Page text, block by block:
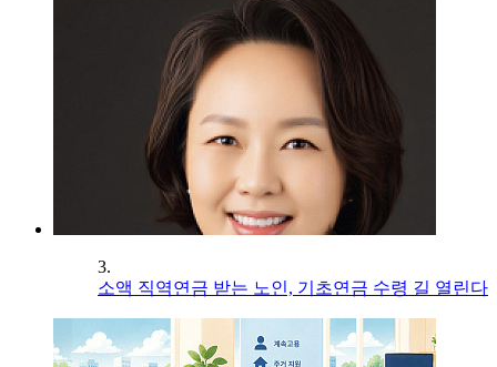
3.
소액 직역연금 받는 노인, 기초연금 수령 길 열린다